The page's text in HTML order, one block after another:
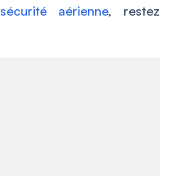
sécurité aérienne, restez